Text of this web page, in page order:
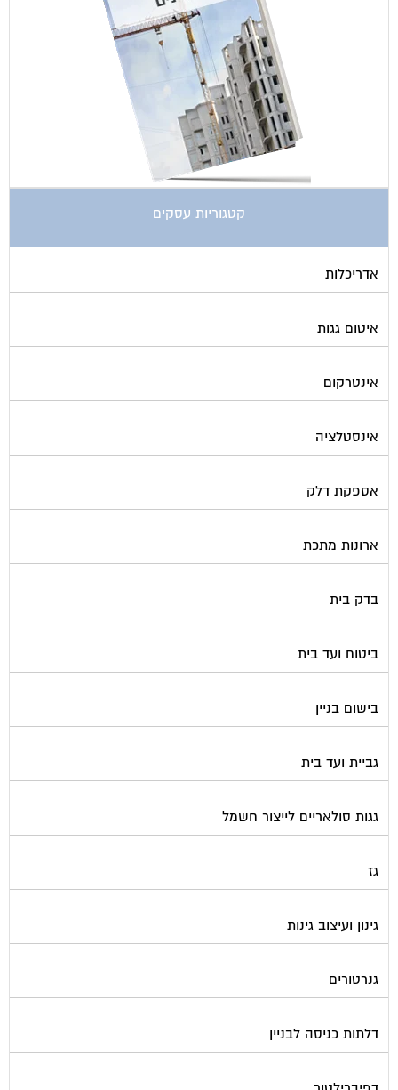
קטגוריות עסקים
אדריכלות
איטום גגות
אינטרקום
אינסטלציה
אספקת דלק
ארונות מתכת
בדק בית
ביטוח ועד בית
בישום בניין
גביית ועד בית
גגות סולאריים לייצור חשמל
גז
גינון ועיצוב גינות
גנרטורים
דלתות כניסה לבניין